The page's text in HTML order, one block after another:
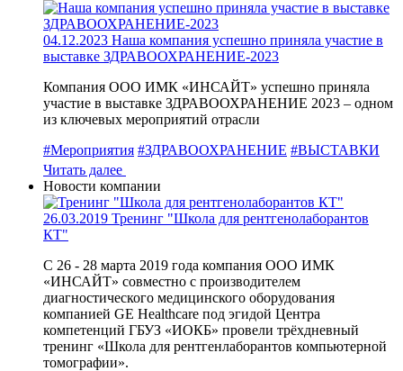
04.12.2023 Наша компания успешно приняла участие в
выставке ЗДРАВООХРАНЕНИЕ-2023
Компания ООО ИМК «ИНСАЙТ» успешно приняла
участие в выставке ЗДРАВООХРАНЕНИЕ 2023 – одном
из ключевых мероприятий отрасли
#Мероприятия #ЗДРАВООХРАНЕНИЕ #ВЫСТАВКИ
Читать далее
Новости компании
26.03.2019 Тренинг "Школа для рентгенолаборантов
КТ"
С 26 - 28 марта 2019 года компания ООО ИМК
«ИНСАЙТ» совместно с производителем
диагностического медицинского оборудования
компанией GE Healthcare под эгидой Центра
компетенций ГБУЗ «ИОКБ» провели трёхдневный
тренинг «Школа для рентгенлаборантов компьютерной
томографии».